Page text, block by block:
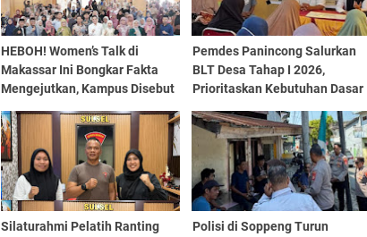
HEBOH! Women’s Talk di
Makassar Ini Bongkar Fakta
Mengejutkan, Kampus Disebut
Perempuan dari Lokal ke Dunia
Pemdes Panincong Salurkan
BLT Desa Tahap I 2026,
Prioritaskan Kebutuhan Dasar
Silaturahmi Pelatih Ranting
Polisi di Soppeng Turun